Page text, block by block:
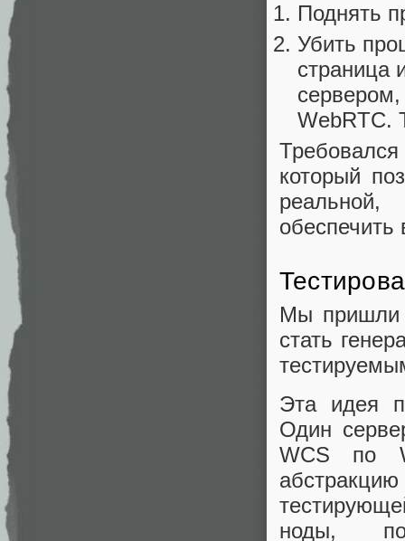
Поднять
Убить
страница
WebRTC.
который
реальной,
обеспечить
Мы пришли
стать
Эта идея
Один
WCS по
ноды,